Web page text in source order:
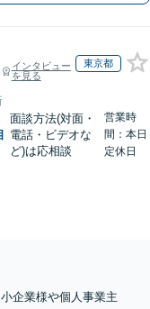
インタビュー
を見る
東京都
面談方法(対面・
電話・ビデオな
ど)は応相談
営業時
間：本日
定休日
企業様や個人事業主